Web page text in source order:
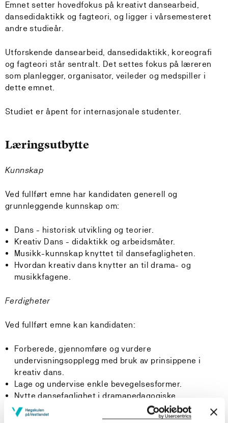
Emnet setter hovedfokus på kreativt dansearbeid,
dansedidaktikk og fagteori, og ligger i vårsemesteret
andre studieår.
Utforskende dansearbeid, dansedidaktikk, koreografi
og fagteori står sentralt. Det settes fokus på læreren
som planlegger, organisator, veileder og medspiller i
dette emnet.
Studiet er åpent for internasjonale studenter.
Læringsutbytte
Kunnskap
Ved fullført emne har kandidaten generell og
grunnleggende kunnskap om:
Dans - historisk utvikling og teorier.
Kreativ Dans - didaktikk og arbeidsmåter.
Musikk-kunnskap knyttet til dansefagligheten.
Hvordan kreativ dans knytter an til drama- og
musikkfagene.
Ferdigheter
Ved fullført emne kan kandidaten:
Forberede, gjennomføre og vurdere
undervisningsopplegg med bruk av prinsippene i
kreativ dans.
Lage og undervise enkle bevegelsesformer.
Nytte dansefaglighet i dramapedagogiske
sammenhenger.